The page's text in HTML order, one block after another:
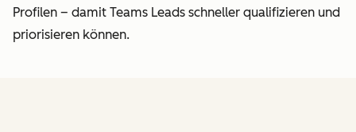
Profilen – damit Teams Leads schneller qualifizieren und
priorisieren können.